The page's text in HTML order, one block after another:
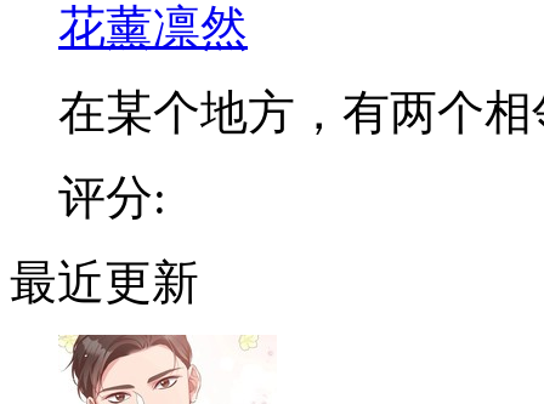
花薰凛然
在某个地方，有两个相
评分:
最近更新